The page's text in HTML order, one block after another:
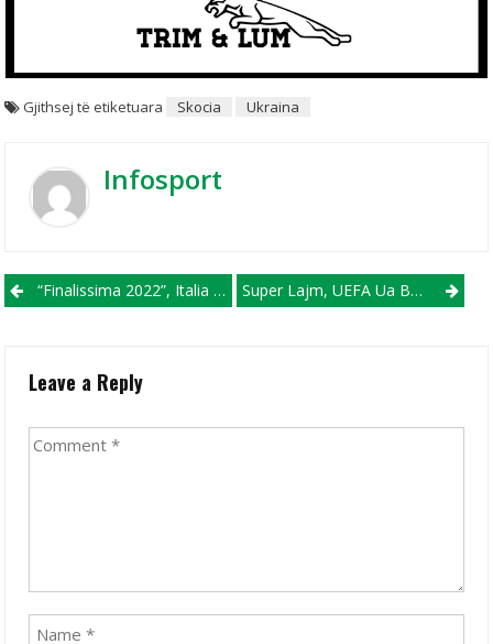
Gjithsej të etiketuara Skocia Ukraina
Infosport
Post navigation
“Finalissima 2022”, Italia Dhe Argjentina Gati Për Spektakël Super Lajm, UEFA Ua Beson Shqipërisë Dhe Kosovës Organizimin E Evropianit U17 Dhe U19 Për Vajza
Leave a Reply